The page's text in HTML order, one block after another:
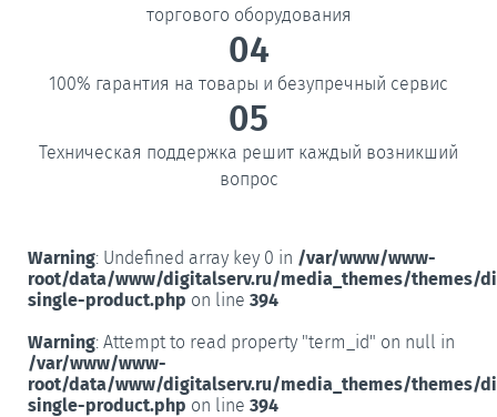
торгового оборудования
04
100% гарантия на товары и безупречный сервис
05
Техническая поддержка решит каждый возникший
вопрос
Warning: Undefined array key 0 in /var/www/www-
root/data/www/digitalserv.ru/media_themes/themes/
single-product.php on line 394
Warning: Attempt to read property "term_id" on null in
/var/www/www-
root/data/www/digitalserv.ru/media_themes/themes/
single-product.php on line 394